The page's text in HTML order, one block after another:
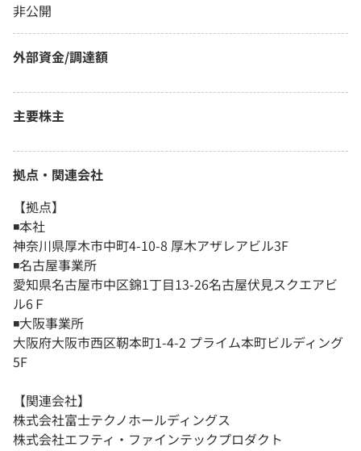
非公開
外部資金/調達額
主要株主
拠点・関連会社
【拠点】
◾️本社
神奈川県厚木市中町4-10-8 厚木アザレアビル3F
◾️名古屋事業所
愛知県名古屋市中区錦1丁目13-26名古屋伏見スクエアビ
ル6Ｆ
◾️大阪事業所
大阪府大阪市西区靭本町1-4-2 プライム本町ビルディング
5F
【関連会社】
株式会社富士テクノホールディングス
株式会社エフティ・ファインテックプロダクト